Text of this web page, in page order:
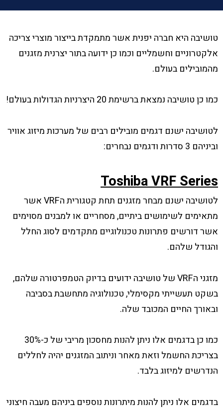
טושיבה היא חברה יפנית אשר מתמקדת בייצור מוצרי צריכה
אלקטרוניים וחשמליים וכמו כן ידועה בתור יצרנית מזגנים
מהמובילים בעולם.
כמו כן טושיבה נמצאת ברשימת 20 היצרניות הגדולות בעולם!
לטושיבה ישנם דגמים מובילים רבים של מערכות מיזוג אוויר
וביניהם 3 סדרות ודגמים נבחרים:
ToshibaVRFSeries
לטושיבה ישנם מבחר מזגנים תחת קטגורית הVRF אשר
מתאימים לשימושים ביתיים, מסחריים או למבנים מסוימים
אשר דורשים פתרונות טכנולוגיים מתקדמים לסוג החלל
והגודל שלהם.
מזגני הVRF של טושיבה ידועים בדיוק הטמפרטורה שלהם,
בשקט תעשייתי מקסימלי, טכנולוגיה מתחשבת בסביבה
ובאורך החיים המכובד שלה.
כמו כן בדגמים אלו ניתן להנות מחסכון מריבי של כ-30%
בצריכת החשמל וזאת מאחר וניתוב המזגנים יהיה לחללים
הנדרשים למיזוג בלבד.
בדגמים אלו ניתן להנות מיתרונות נוספים ביניהם מעבה חיצוני